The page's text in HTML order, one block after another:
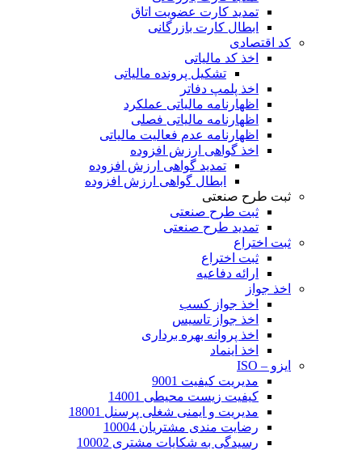
تمدید کارت عضویت اتاق
ابطال کارت بازرگانی
کد اقتصادی
اخذ کد مالیاتی
تشکیل پرونده مالیاتی
اخذ پلمپ دفاتر
اظهارنامه مالیاتی عملکرد
اظهارنامه مالیاتی فصلی
اظهارنامه عدم فعالیت مالیاتی
اخذ گواهی ارزش افزوده
تمدید گواهی ارزش افزوده
ابطال گواهی ارزش افزوده
ثبت طرح صنعتی
ثبت طرح صنعتی
تمدید طرح صنعتی
ثبت اختراع
ثبت اختراع
ارائه دفاعیه
اخذ جواز
اخذ جواز کسب
اخذ جواز تاسیس
اخذ پروانه بهره برداری
اخذ اینماد
ایزو – ISO
مدیریت کیفیت 9001
کیفیت زیست محیطی 14001
مدیریت و ایمنی شغلی پرسنل 18001
رضایت مندی مشتریان 10004
رسیدگی به شکایات مشتری 10002